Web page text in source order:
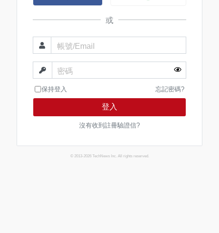
或
帳號/Email
密碼
保持登入 忘記密碼?
登入
沒有收到註冊驗證信?
© 2013-2026 TechNews Inc. All rights reserved.